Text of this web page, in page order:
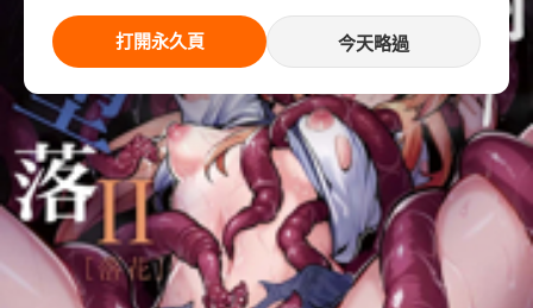
打開永久頁 今天略過